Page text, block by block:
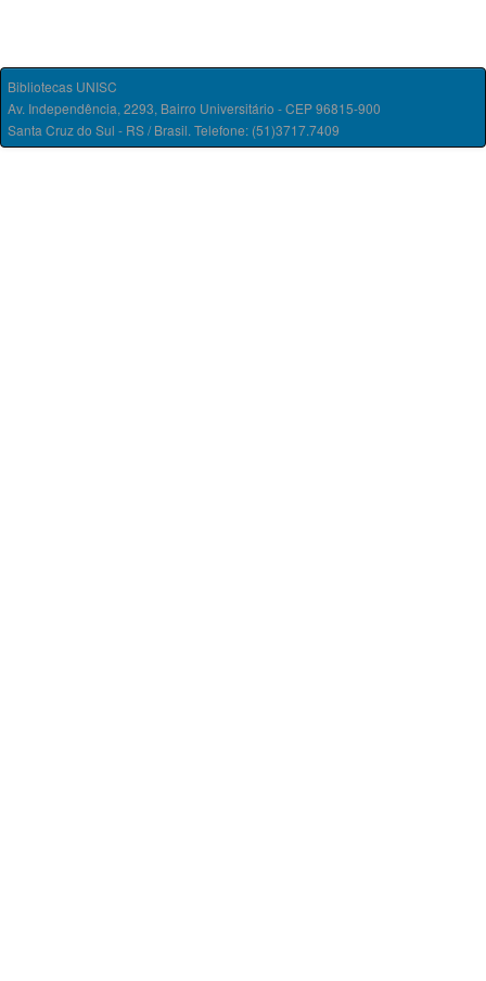
Bibliotecas UNISC
Av. Independência, 2293, Bairro Universitário - CEP 96815-900
Santa Cruz do Sul - RS / Brasil. Telefone: (51)3717.7409